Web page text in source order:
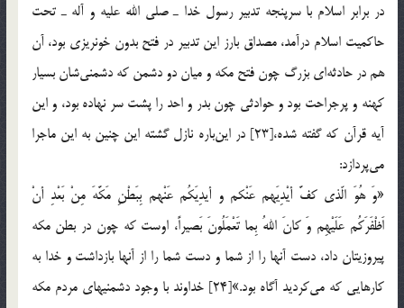
در برابر اسلام با سرپنجه تدبیر رسول خدا ـ صلی الله علیه و آله ـ تحت
حاكمیت اسلام درآمد، مصداق بارز این تدبیر در فتح بدون خونریزی بود، آن
هم در حادثه‌ای بزرگ چون فتح مكه و میان دو دشمن كه دشمنی‌شان بسیار
كهنه و پرجراحت بود و حوادثی چون بدر و احد را پشت سر نهاده بود، و این
آیه قرآن كه گفته شده،[23] در این‌باره نازل گشته این چنین به این ماجرا
می‌پردازد:
«وَ هُوَ الّذی كفَّ أیْدِیَهم عَنْكم و أیدِیَكُم عَنْهم بِبَطْنِ مَكَّهَ مِنْ بَعْدِ أنْ
اَظْفَرَكُم عَلَیْهِم وَ كانَ اللهُ بِما تَعْمَلُونَ بَصیراً، اوست كه چون در بطن مكه
پیروزیتان داد، دست آنها را از شما و دست شما را از آنها بازداشت و خدا به
كارهایی كه می‌كردید آگاه بود.»[24] خداوند با وجود دشمنیهای مردم مكه